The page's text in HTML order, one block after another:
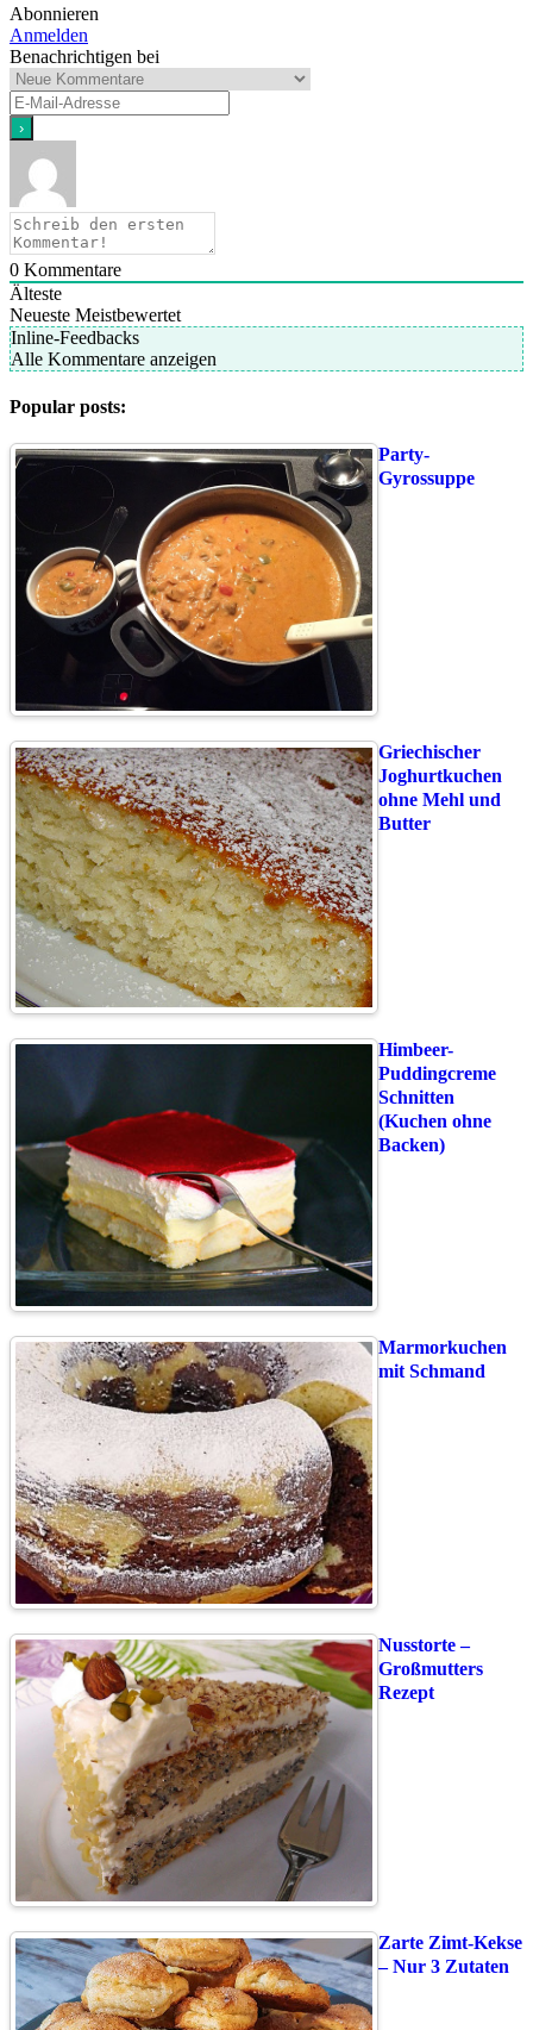
Abonnieren
Anmelden
Benachrichtigen bei
0 Kommentare
Älteste
Neueste Meistbewertet
Inline-Feedbacks
Alle Kommentare anzeigen
Popular posts:
Party-
Gyrossuppe
Griechischer
Joghurtkuchen
ohne Mehl und
Butter
Himbeer-
Puddingcreme
Schnitten
(Kuchen ohne
Backen)
Marmorkuchen
mit Schmand
Nusstorte –
Großmutters
Rezept
Zarte Zimt-Kekse
– Nur 3 Zutaten